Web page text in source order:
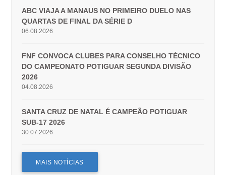
ABC VIAJA A MANAUS NO PRIMEIRO DUELO NAS
QUARTAS DE FINAL DA SÉRIE D
06.08.2026
FNF CONVOCA CLUBES PARA CONSELHO TÉCNICO
DO CAMPEONATO POTIGUAR SEGUNDA DIVISÃO
2026
04.08.2026
SANTA CRUZ DE NATAL É CAMPEÃO POTIGUAR
SUB-17 2026
30.07.2026
MAIS NOTÍCIAS